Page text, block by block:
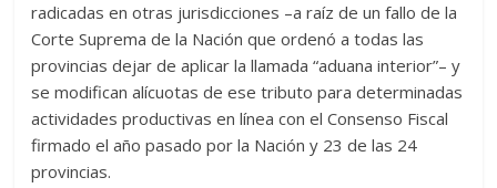
radicadas en otras jurisdicciones –a raíz de un fallo de la
Corte Suprema de la Nación que ordenó a todas las
provincias dejar de aplicar la llamada “aduana interior”– y
se modifican alícuotas de ese tributo para determinadas
actividades productivas en línea con el Consenso Fiscal
firmado el año pasado por la Nación y 23 de las 24
provincias.